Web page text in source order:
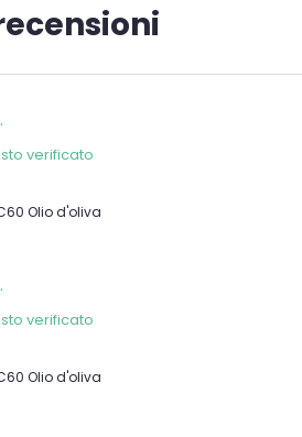
verificato
Olio d'oliva
verificato
Olio d'oliva